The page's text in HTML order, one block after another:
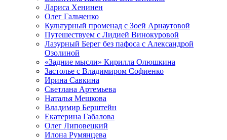
Лариса Хенинен
Олег Гальченко
Культурный променад с Зоей Арнаутовой
Путешествуем с Лидией Винокуровой
Лазурный Берег без пафоса с Александрой
Озолиной
«Задние мысли» Кирилла Олюшкина
Застолье с Владимиром Софиенко
Ирина Савкина
Светлана Артемьева
Наталья Мешкова
Владимир Берштейн
Екатерина Габалова
Олег Липовецкий
Илона Румянцева